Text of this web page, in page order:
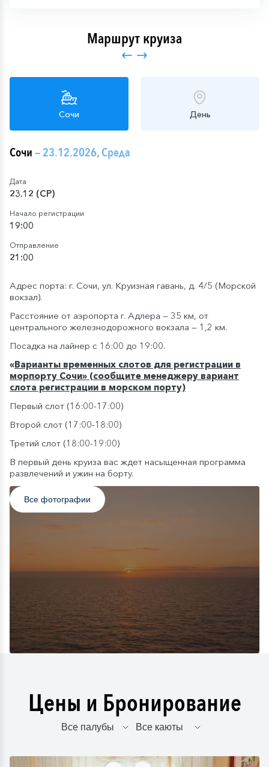
Маршрут круиза
Сочи День
Сочи— 23.12.2026, Среда
Дата
23.12 (СР)
Начало регистрации
19:00
Отправление
21:00
Адрес порта: г. Сочи, ул. Круизная гавань, д. 4/5 (Морской
вокзал).
Расстояние от аэропорта г. Адлера — 35 км, от
центрального железнодорожного вокзала — 1,2 км.
Посадка на лайнер с 16:00 до 19:00.
«Варианты временных слотов для регистрации в
морпорту Сочи» (сообщите менеджеру вариант
слота регистрации в морском порту)
Первый слот (16:00-17:00)
Второй слот (17:00-18:00)
Третий слот (18:00-19:00)
В первый день круиза вас ждет насыщенная программа
развлечений и ужин на борту.
Все фотографии
Цены и Бронирование